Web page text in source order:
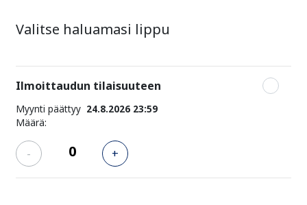
Valitse haluamasi lippu
Ilmoittaudun tilaisuuteen
Myynti päättyy 24.8.2026 23:59
Määrä:
- +